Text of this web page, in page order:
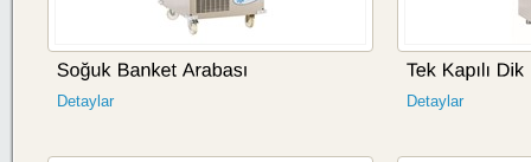
Detaylar Detaylar